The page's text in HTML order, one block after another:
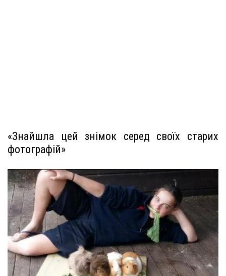
«Знайшла цей знімок серед своїх старих
фотографій»